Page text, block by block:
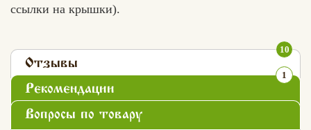
ссылки на крышки).
Отзывы
10
Рекомендации
1
Вопросы по товару